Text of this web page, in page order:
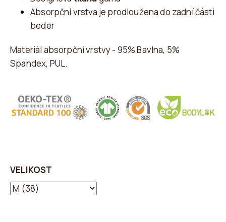
Absorpční vrstva je prodloužena do zadní části
beder
Materiál absorpční vrstvy - 95% Bavlna, 5%
Spandex, PUL.
VELIKOST